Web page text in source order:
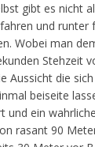
gibt es nicht
und runter
Wobei man
Stehzeit
Aussicht die
beiseite
und ein
rasant 90